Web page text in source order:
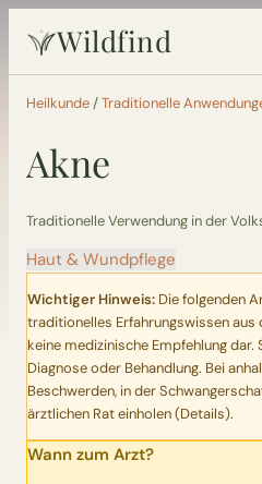
Wildfind
Startseite
Pflanzen
Rezepte
Garten
Quiz
Suche
Heilkunde /Traditionelle
Akne
Traditionelle Verwendung in der
Haut & Wundpflege
Wichtiger Hinweis: Die folgenden
traditionelles Erfahrungswissen
keine medizinische Empfehlung dar.
Diagnose oder Behandlung. Bei
Beschwerden, in der
ärztlichen Rat einholen (Details).
Wann zum Arzt?